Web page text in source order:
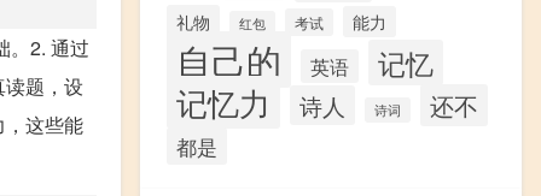
。2. 通过
题，设
这些能
礼物 红包 考试 能力
自己的 英语 记忆
记忆力 诗人 诗词 还不
都是